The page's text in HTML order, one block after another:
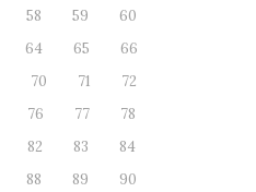
58 59
60
64 65
66
70 71
72
76 77
78
82 83
84
88 89
90